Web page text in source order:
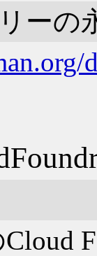
ーの